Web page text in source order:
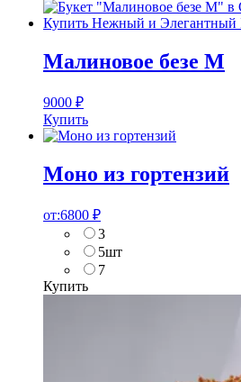
Малиновое безе M
9000 ₽
Купить
Моно из гортензий
от:6800 ₽
3
5шт
7
Купить